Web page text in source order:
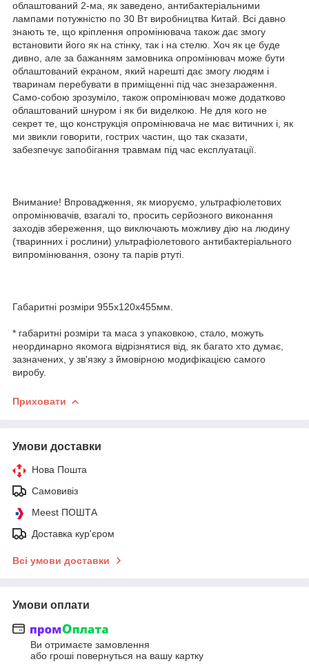
облаштований 2-ма, як заведено, антибактеріальними
лампами потужністю по 30 Вт виробництва Китай. Всі давно
знають те, що кріплення опромінювача також дає змогу
встановити його як на стінку, так і на стелю. Хоч як це буде
дивно, але за бажанням замовника опромінювач може бути
облаштований екраном, який нарешті дає змогу людям і
тваринам перебувати в приміщенні під час знезараження.
Само-собою зрозуміло, також опромінювач може додатково
облаштований шнуром і як би виделкою. Не для кого не
секрет те, що конструкція опромінювача не має витичних і, як
ми звикли говорити, гострих частин, що так сказати,
забезпечує запобігання травмам під час експлуатації.
Внимание! Впровадження, як миоруємо, ультрафіолетових
опромінювачів, взагалі то, просить серйозного виконання
заходів збереження, що виключають можливу дію на людину
(тваринних і рослини) ультрафіолетового антибактеріального
випромінювання, озону та парів ртуті.
Габаритні розміри 955х120х455мм.
* габаритні розміри та маса з упаковкою, стало, можуть
неординарно якомога відрізнятися від, як багато хто думає,
зазначених, у зв'язку з ймовірною модифікацією самого
виробу.
Приховати
Умови доставки
Нова Пошта
Самовивіз
Meest ПОШТА
Доставка кур'єром
Всі умови доставки
Умови оплати
Ви отримаєте замовлення
або гроші повернуться на вашу картку